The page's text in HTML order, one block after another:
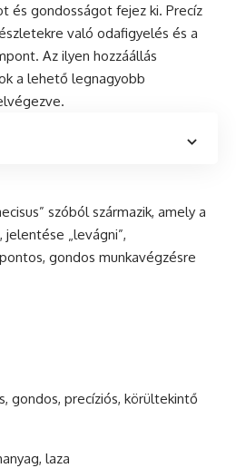
és gondosságot fejez ki. Precíz
való odafigyelés és a
Az ilyen hozzáállás
a lehető legnagyobb
szóból származik, amely a
jelentése „levágni”,
gondos munkavégzésre
gondos, precíziós, körültekintő
laza